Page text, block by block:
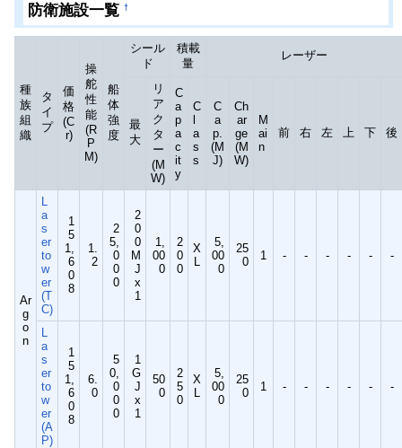
防衛施設一覧 †
種
族
組
織
タ
イ
プ
価
格
(C
r)
操
舵
性
能
(R
P
M)
船
体
強
度
シール
ド
積載
量
レーザー
最
大
リ
ア
ク
タ
ー
(M
W)
C
a
p
a
c
it
y
C
l
a
s
s
C
a
p.
(M
J)
Ch
ar
ge
(M
W)
M
ai
n
前 右 左 上 下 後
Ar
g
o
n
L
a
s
er
to
w
er
(T
C)
1
5
1,
6
0
8
1.
2
2
5,
0
0
0
2
0
0
M
J
x
1
1,
00
0
2
0
0
X
L
5,
00
0
25
0
1 - - - - - -
L
a
s
er
to
w
er
(A
P)
1
5
1,
6
0
8
6.
0
5
0,
0
0
0
1
G
J
x
1
50
0
2
5
0
X
L
5,
00
0
25
0
1 - - - - - -